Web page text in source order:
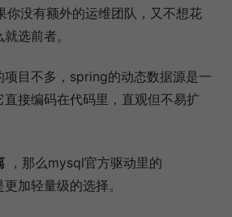
你没有额外的运维团队，又不想花
选前者。
项目不多，spring的动态数据源是一
接编码在代码里，直观但不易扩
，那么mysql官方驱动里的
加轻量级的选择。